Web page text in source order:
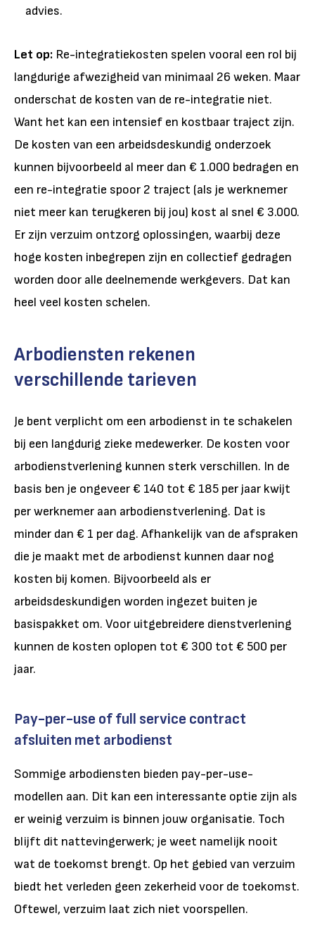
advies.
Let op: Re-integratiekosten spelen vooral een rol bij
langdurige afwezigheid van minimaal 26 weken. Maar
onderschat de kosten van de re-integratie niet.
Want het kan een intensief en kostbaar traject zijn.
De kosten van een arbeidsdeskundig onderzoek
kunnen bijvoorbeeld al meer dan € 1.000 bedragen en
een re-integratie spoor 2 traject (als je werknemer
niet meer kan terugkeren bij jou) kost al snel € 3.000.
Er zijn verzuim ontzorg oplossingen, waarbij deze
hoge kosten inbegrepen zijn en collectief gedragen
worden door alle deelnemende werkgevers. Dat kan
heel veel kosten schelen.
Arbodiensten rekenen
verschillende tarieven
Je bent verplicht om een arbodienst in te schakelen
bij een langdurig zieke medewerker. De kosten voor
arbodienstverlening kunnen sterk verschillen. In de
basis ben je ongeveer € 140 tot € 185 per jaar kwijt
per werknemer aan arbodienstverlening. Dat is
minder dan € 1 per dag. Afhankelijk van de afspraken
die je maakt met de arbodienst kunnen daar nog
kosten bij komen. Bijvoorbeeld als er
arbeidsdeskundigen worden ingezet buiten je
basispakket om. Voor uitgebreidere dienstverlening
kunnen de kosten oplopen tot € 300 tot € 500 per
jaar.
Pay-per-use of full service contract
afsluiten met arbodienst
Sommige arbodiensten bieden pay-per-use-
modellen aan. Dit kan een interessante optie zijn als
er weinig verzuim is binnen jouw organisatie. Toch
blijft dit nattevingerwerk; je weet namelijk nooit
wat de toekomst brengt. Op het gebied van verzuim
biedt het verleden geen zekerheid voor de toekomst.
Oftewel, verzuim laat zich niet voorspellen.